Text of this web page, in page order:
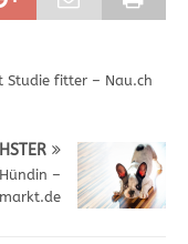
Studie fitter – Nau.ch
–
markt.de